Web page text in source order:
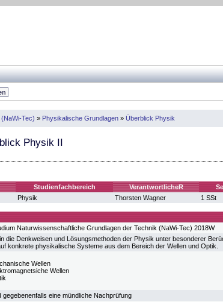
Tec) » Physikalische Grundlagen » Überblick Physik
Physik II
Studienfachbereich VerantwortlicheR
Physik Thorsten Wagner 1 SSt
Naturwissenschaftliche Grundlagen der Technik (NaWi-Tec) 2018W
die Denkweisen und Lösungsmethoden der Physik unter besonderer
konkrete physikalische Systeme aus dem Bereich der Wellen und Optik.
Wellen
Wellen
gegebenenfalls eine mündliche Nachprüfung